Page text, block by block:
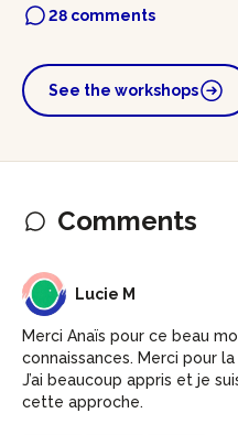
28 comments
See the workshops
Comments
LM Lucie M
Merci Anaïs pour ce beau
connaissances. Merci pour
J’ai beaucoup appris et je
cette approche.